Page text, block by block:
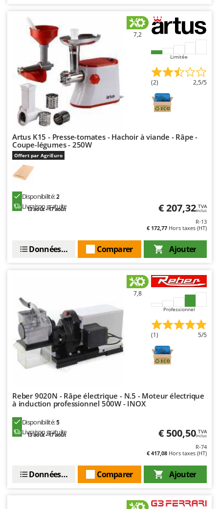
R.G.V.
Rato
Reber
Redback
Resto Italia
Ribimex
Ripartrak
Ritter
River Systems
Robomow
Rossofuoco
Rover Pompe
Royal Food
Ryobi
Santos
Shark
Silky
Simatech
Sirman
Skil
Smeg
Solidur
Spring Protezione
7,2
Limitée
(2) 2,5/5
Artus K15 - Presse-tomates - Hachoir à viande - Râpe -
Coupe-légumes - 250W
Offert par AgriEuro
Disponibilité:2
Livraison gratuite
13 août - 17 août € 207,32 TVA
Inclus
R-13
€ 172,77 Hors taxes (HT)
Ajouter
Comparer
Données techniques
7,8
Professionnel
(1) 5/5
Reber 9020N - Râpe électrique - N.5 - Moteur électrique
à induction professionnel 500W - INOX
Disponibilité:5
Livraison gratuite
13 août - 17 août € 500,50 TVA
Inclus
R-74
€ 417,08 Hors taxes (HT)
Ajouter
Comparer
Données techniques